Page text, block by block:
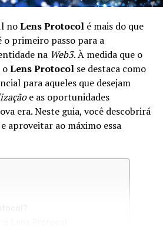
noLens Protocolé mais do que
primeiro passo para a
na Web3. À medida que o
oLens Protocolse destaca como
para aqueles que desejam
e as oportunidades
era. Neste guia, você descobrirá
aproveitar ao máximo essa